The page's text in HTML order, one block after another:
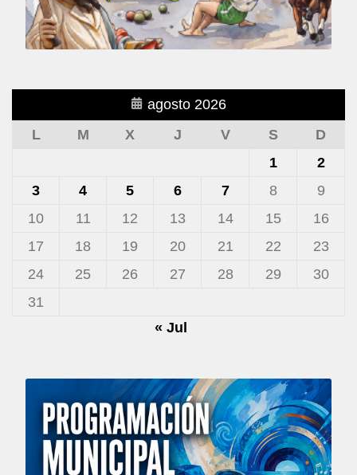
agosto 2026
L
M X J V S
D
1
2
3
4 5 6 7 8
9
10
11 12 13 14 15
16
17
18 19 20 21 22
23
24
25 26 27 28 29
30
31
« Jul